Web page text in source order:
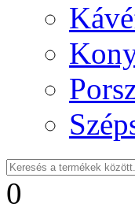
0